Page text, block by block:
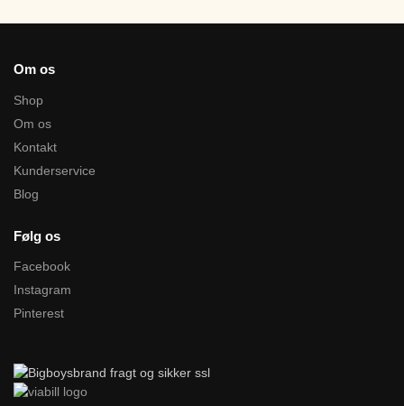
Om os
Shop
Om os
Kontakt
Kunderservice
Blog
Følg os
Facebook
Instagram
Pinterest